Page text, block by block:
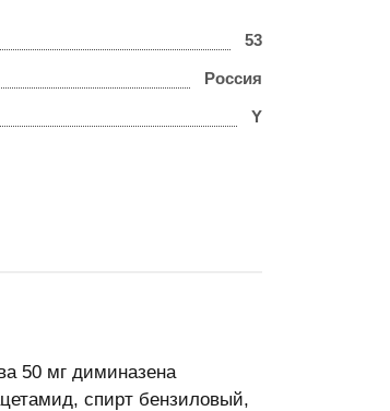
53
Россия
Y
50 мг диминазена
спирт бензиловый,